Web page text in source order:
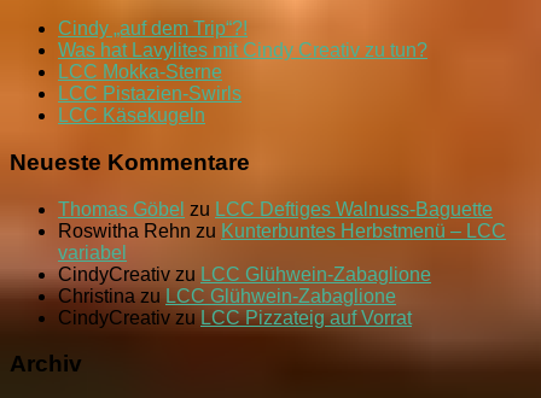
Cindy „auf dem Trip“?!
Was hat Lavylites mit Cindy Creativ zu tun?
LCC Mokka-Sterne
LCC Pistazien-Swirls
LCC Käsekugeln
Neueste Kommentare
Thomas Göbel zu LCC Deftiges Walnuss-Baguette
Roswitha Rehn zu Kunterbuntes Herbstmenü – LCC
variabel
CindyCreativ zu LCC Glühwein-Zabaglione
Christina zu LCC Glühwein-Zabaglione
CindyCreativ zu LCC Pizzateig auf Vorrat
Archiv